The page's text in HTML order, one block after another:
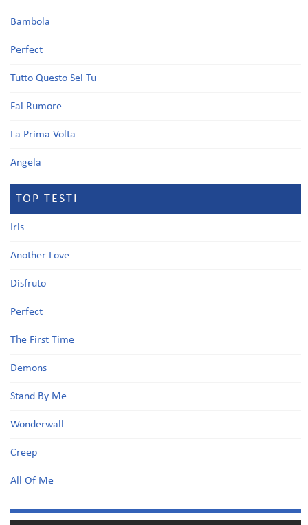
Bambola
Perfect
Tutto Questo Sei Tu
Fai Rumore
La Prima Volta
Angela
TOP TESTI
Iris
Another Love
Disfruto
Perfect
The First Time
Demons
Stand By Me
Wonderwall
Creep
All Of Me